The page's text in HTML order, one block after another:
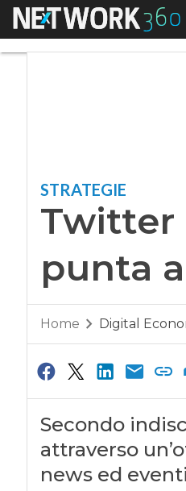
Menu
STRATEGIE
Twitter
punta
Home Digital
Secondo
attraverso
news ed